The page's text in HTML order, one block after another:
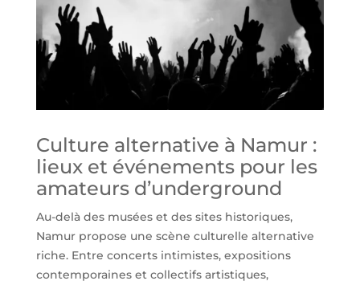
Culture alternative à Namur :
lieux et événements pour les
amateurs d’underground
Au-delà des musées et des sites historiques,
Namur propose une scène culturelle alternative
riche. Entre concerts intimistes, expositions
contemporaines et collectifs artistiques,